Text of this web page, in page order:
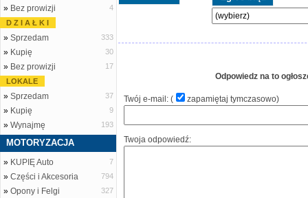
» Bez prowizji
4
D Z I A Ł K I
» Sprzedam 333
» Kupię 30
» Bez prowizji
17
LOKALE
» Sprzedam 37
» Kupię 9
» Wynajmę 193
MOTORYZACJA
» KUPIĘ Auto 7
» Części i Akcesoria 794
» Opony i Felgi 327
Odpowiedz na to
Twój e-mail: ( zapamiętaj tymczasowo)
Twoja odpowiedź: